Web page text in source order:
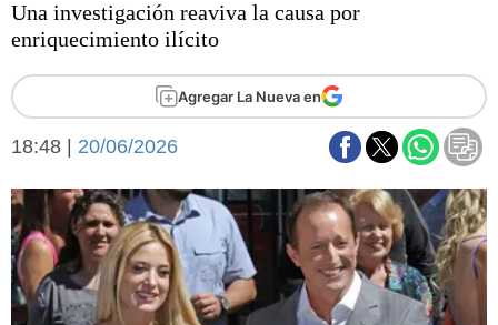
Deportes
Escenario Olímpico
Fútbol
Cines
Economía y campo
Economía y finanzas
Con el campo
Espacio empresas
Sociedad y tiempo
Sociedad
Una investigación reaviva la causa por
enriquecimiento ilícito
Agregar La Nueva en
18:48 | 20/06/2026